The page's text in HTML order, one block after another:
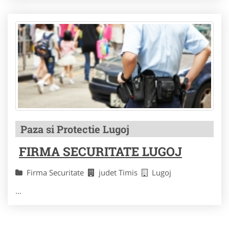
Paza si Protectie Lugoj
FIRMA SECURITATE LUGOJ
Firma Securitate judet Timis
Lugoj
...